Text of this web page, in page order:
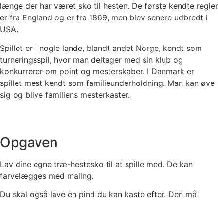
længe der har været sko til hesten. De første kendte regler
er fra England og er fra 1869, men blev senere udbredt i
USA.
Spillet er i nogle lande, blandt andet Norge, kendt som
turneringsspil, hvor man deltager med sin klub og
konkurrerer om point og mesterskaber. I Danmark er
spillet mest kendt som familieunderholdning. Man kan øve
sig og blive familiens mesterkaster.
Opgaven
Lav dine egne træ-hestesko til at spille med. De kan
farvelægges med maling.
Du skal også lave en pind du kan kaste efter. Den må